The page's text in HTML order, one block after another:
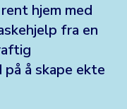
hjem med
fra en
å skape ekte